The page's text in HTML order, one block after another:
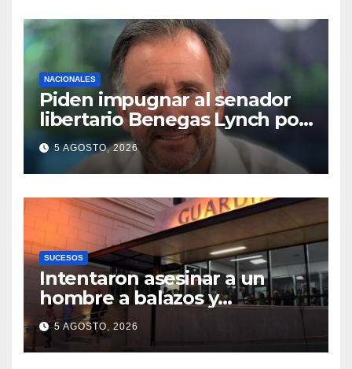
NACIONALES
Piden impugnar al senador
libertario Benegas Lynch por
tener una empresa que
vende tierras a extranjeros
5 AGOSTO, 2026
SUCESOS
Intentaron asesinar a un
hombre a balazos y
puñaladas para robarle su
moto en barrio Santa Rosa de
Lima
5 AGOSTO, 2026